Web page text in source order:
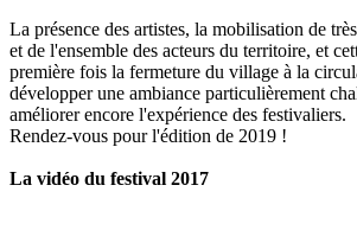
La présence des artistes, la mobilisation de
et de l'ensemble des acteurs du territoire, et
première fois la fermeture du village à la
développer une ambiance particulièrement
améliorer encore l'expérience des festivaliers.
Rendez-vous pour l'édition de 2019 !
La vidéo du festival 2017